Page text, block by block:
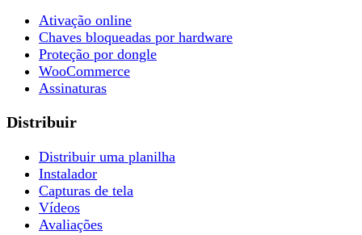
Ativação online
Chaves bloqueadas por hardware
Proteção por dongle
WooCommerce
Assinaturas
Distribuir
Distribuir uma planilha
Instalador
Capturas de tela
Vídeos
Avaliações